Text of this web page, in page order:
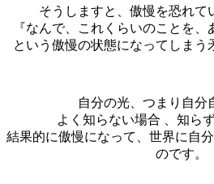
そうしますと、傲慢を恐れて
『なんで、これくらいのことを、
という傲慢の状態になってしまう
自分の光、つまり自分
よく知らない場合 、知ら
結果的に傲慢になって、世界に自
のです。